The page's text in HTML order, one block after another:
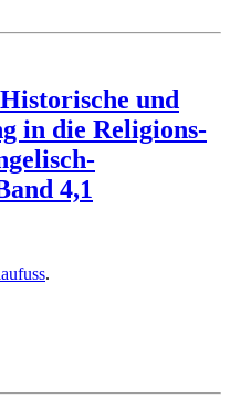
Historische und
in die Religions-
4,1
.